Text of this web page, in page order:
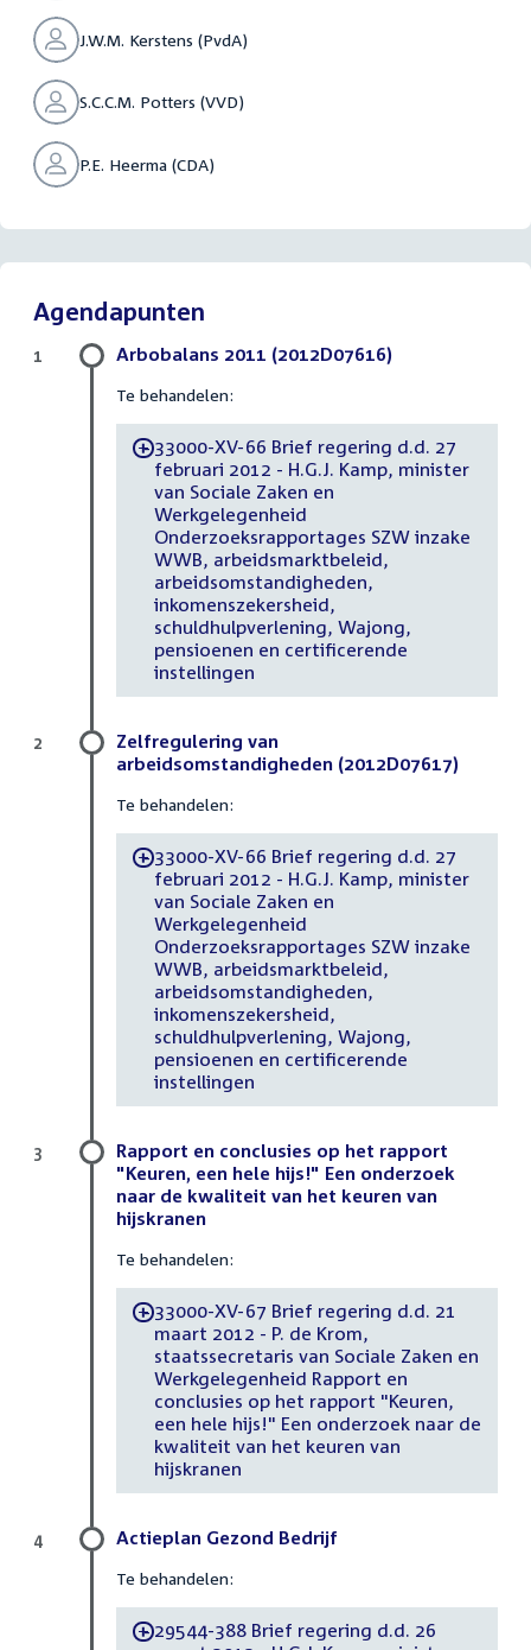
J.W.M. Kerstens (PvdA)
S.C.C.M. Potters (VVD)
P.E. Heerma (CDA)
Agendapunten
Arbobalans 2011 (2012D07616)
Te behandelen:
-33000-XV-66 Brief regering d.d. 27
februari 2012 - H.G.J. Kamp, minister
van Sociale Zaken en
Werkgelegenheid
Onderzoeksrapportages SZW inzake
WWB, arbeidsmarktbeleid,
arbeidsomstandigheden,
inkomenszekersheid,
schuldhulpverlening, Wajong,
pensioenen en certificerende
instellingen
1
Zelfregulering van
arbeidsomstandigheden (2012D07617)
Te behandelen:
-33000-XV-66 Brief regering d.d. 27
februari 2012 - H.G.J. Kamp, minister
van Sociale Zaken en
Werkgelegenheid
Onderzoeksrapportages SZW inzake
WWB, arbeidsmarktbeleid,
arbeidsomstandigheden,
inkomenszekersheid,
schuldhulpverlening, Wajong,
pensioenen en certificerende
instellingen
2
Rapport en conclusies op het rapport
"Keuren, een hele hijs!" Een onderzoek
naar de kwaliteit van het keuren van
hijskranen
Te behandelen:
-33000-XV-67 Brief regering d.d. 21
maart 2012 - P. de Krom,
staatssecretaris van Sociale Zaken en
Werkgelegenheid Rapport en
conclusies op het rapport "Keuren,
een hele hijs!" Een onderzoek naar de
kwaliteit van het keuren van
hijskranen
3
Actieplan Gezond Bedrijf
Te behandelen:
-29544-388 Brief regering d.d. 26
4